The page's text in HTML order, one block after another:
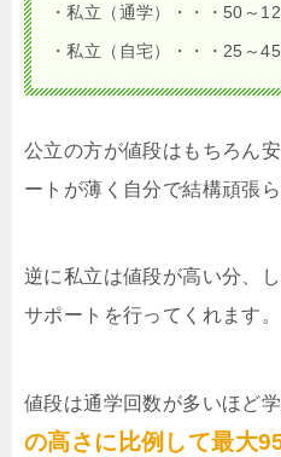
・私立（通学）・・・50～
・私立（自宅）・・・25～
公立の方が値段はもちろん
ートが薄く自分で結構頑張
逆に私立は値段が高い分、
サポートを行ってくれます。
値段は通学回数が多いほど
の高さに比例して最大